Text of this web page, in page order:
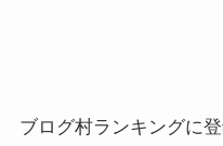
ブログ村ランキングに登